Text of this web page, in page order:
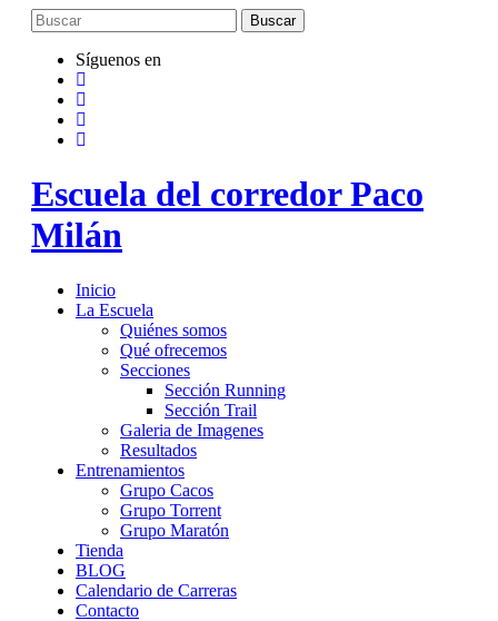
Saltar
al
contenidoSíguenos en
Escuela del corredor Paco
Milán
Inicio
La Escuela
Quiénes somos
Qué ofrecemos
Secciones
Sección Running
Sección Trail
Galeria de Imagenes
Resultados
Entrenamientos
Grupo Cacos
Grupo Torrent
Grupo Maratón
Tienda
BLOG
Calendario de Carreras
Contacto